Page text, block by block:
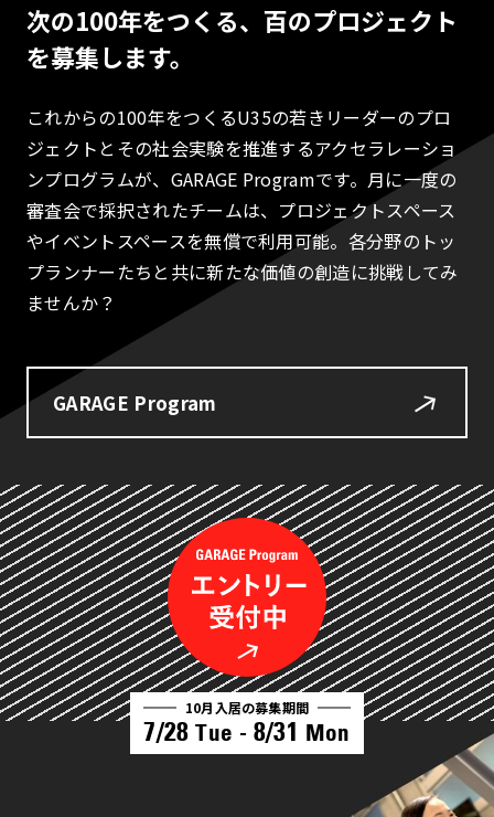
次の100年をつくる、百のプロジェクト
を募集します。
これからの100年をつくるU35の若きリーダーのプロ
ジェクトとその社会実験を推進するアクセラレーショ
ンプログラムが、GARAGE Programです。月に一度の
審査会で採択されたチームは、プロジェクトスペース
やイベントスペースを無償で利用可能。各分野のトッ
プランナーたちと共に新たな価値の創造に挑戦してみ
ませんか？
GARAGE Program
10月入居の募集期間
7/28 Tue - 8/31 Mon